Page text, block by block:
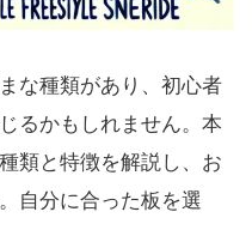
な種類があり、初心者
るかもしれません。本
類と特徴を解説し、お
自分に合った板を選